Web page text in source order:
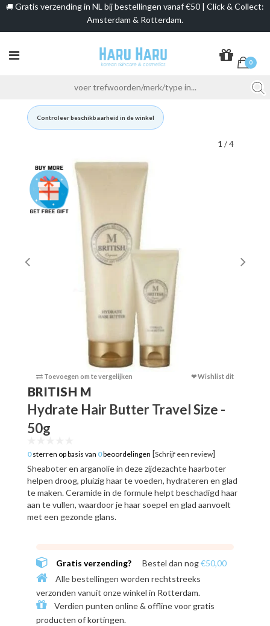
🚚 Gratis verzending in NL bij bestellingen vanaf €50 | Click & Collect:
Amsterdam & Rotterdam.
0
Controleer beschikbaarheid in de winkel
1 / 4
Toevoegen om te vergelijken ❤ Wishlist dit
BRITISH M
Hydrate Hair Butter Travel Size -
50g
0sterren op basis van 0beoordelingen [Schrijf een review]
Sheaboter en arganolie in deze zijdezachte haarboter
helpen droog, pluizig haar te voeden, hydrateren en glad
te maken. Ceramide in de formule helpt beschadigd haar
aan te vullen, waardoor je haar soepel en glad aanvoelt
met een gezonde glans.
Gratis verzending? Bestel dan nog€50,00
Alle bestellingen worden rechtstreeks
verzonden vanuit onze winkel in Rotterdam.
Verdien punten online & offline voor gratis
producten of kortingen.